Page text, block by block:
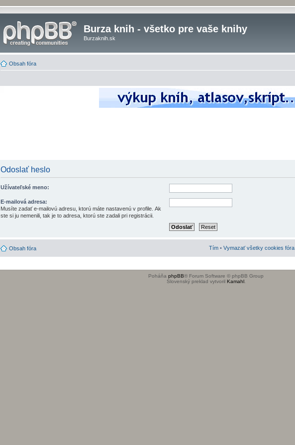
Burza knih - všetko pre vaše knihy
Burzaknih.sk
Obsah fóra
Odoslať heslo
Užívateľské meno:
E-mailová adresa:
Musíte zadať e-mailovú adresu, ktorú máte nastavenú v profile. Ak
ste si ju nemenili, tak je to adresa, ktorú ste zadali pri registrácii.
Obsah fóra Tím • Vymazať všetky cookies fóra
Poháňa phpBB® Forum Software © phpBB Group
Slovenský preklad vytvoril Kamahl.